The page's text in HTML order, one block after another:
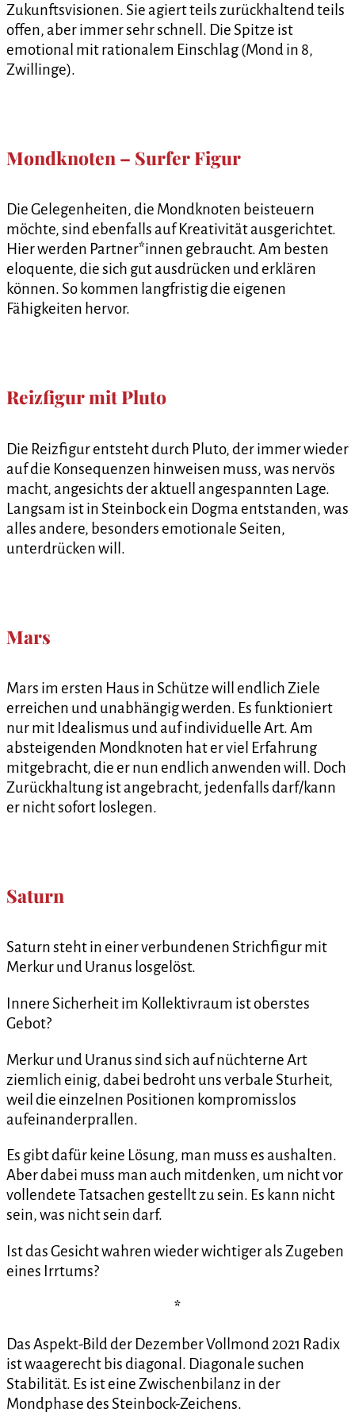
Zukunftsvisionen. Sie agiert teils zurückhaltend teils
offen, aber immer sehr schnell. Die Spitze ist
emotional mit rationalem Einschlag (Mond in 8,
Zwillinge).
Mondknoten – Surfer Figur
Die Gelegenheiten, die Mondknoten beisteuern
möchte, sind ebenfalls auf Kreativität ausgerichtet.
Hier werden Partner*innen gebraucht. Am besten
eloquente, die sich gut ausdrücken und erklären
können. So kommen langfristig die eigenen
Fähigkeiten hervor.
Reizfigur mit Pluto
Die Reizfigur entsteht durch Pluto, der immer wieder
auf die Konsequenzen hinweisen muss, was nervös
macht, angesichts der aktuell angespannten Lage.
Langsam ist in Steinbock ein Dogma entstanden, was
alles andere, besonders emotionale Seiten,
unterdrücken will.
Mars
Mars im ersten Haus in Schütze will endlich Ziele
erreichen und unabhängig werden. Es funktioniert
nur mit Idealismus und auf individuelle Art. Am
absteigenden Mondknoten hat er viel Erfahrung
mitgebracht, die er nun endlich anwenden will. Doch
Zurückhaltung ist angebracht, jedenfalls darf/kann
er nicht sofort loslegen.
Saturn
Saturn steht in einer verbundenen Strichfigur mit
Merkur und Uranus losgelöst.
Innere Sicherheit im Kollektivraum ist oberstes
Gebot?
Merkur und Uranus sind sich auf nüchterne Art
ziemlich einig, dabei bedroht uns verbale Sturheit,
weil die einzelnen Positionen kompromisslos
aufeinanderprallen.
Es gibt dafür keine Lösung, man muss es aushalten.
Aber dabei muss man auch mitdenken, um nicht vor
vollendete Tatsachen gestellt zu sein. Es kann nicht
sein, was nicht sein darf.
Ist das Gesicht wahren wieder wichtiger als Zugeben
eines Irrtums?
*
Das Aspekt-Bild der Dezember Vollmond 2021 Radix
ist waagerecht bis diagonal. Diagonale suchen
Stabilität. Es ist eine Zwischenbilanz in der
Mondphase des Steinbock-Zeichens.